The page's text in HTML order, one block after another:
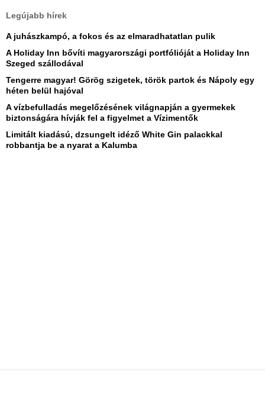
Legújabb hírek
A juhászkampó, a fokos és az elmaradhatatlan pulik
A Holiday Inn bővíti magyarországi portfólióját a Holiday Inn
Szeged szállodával
Tengerre magyar! Görög szigetek, török partok és Nápoly egy
héten belül hajóval
A vízbefulladás megelőzésének világnapján a gyermekek
biztonságára hívják fel a figyelmet a Vízimentők
Limitált kiadású, dzsungelt idéző White Gin palackkal
robbantja be a nyarat a Kalumba